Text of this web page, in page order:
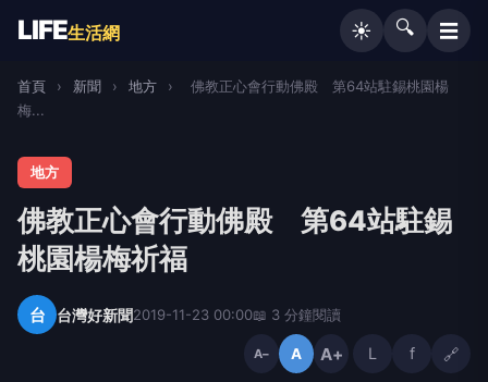
LIFE生活網 ☀️ 🔍 ☰
首頁 › 新聞 › 地方 ›
佛教正心會行動佛殿 第64站駐錫桃園楊
梅...
地方
佛教正心會行動佛殿 第64站駐錫
桃園楊梅祈福
台 台灣好新聞2019-11-23 00:00📖 3 分鐘閱讀
A− A A+ L f 🔗